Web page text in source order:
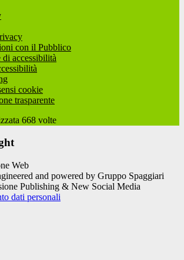
con il Pubblico
accessibilità
cookie
trasparente
668 volte
and powered by Gruppo Spaggiari
Publishing & New Social Media
dati personali